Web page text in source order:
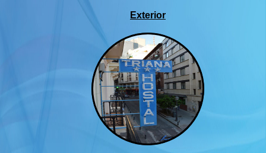
Detalles de la entrada del
o la sala de la tv
Imágenes por M Laya
Exterior